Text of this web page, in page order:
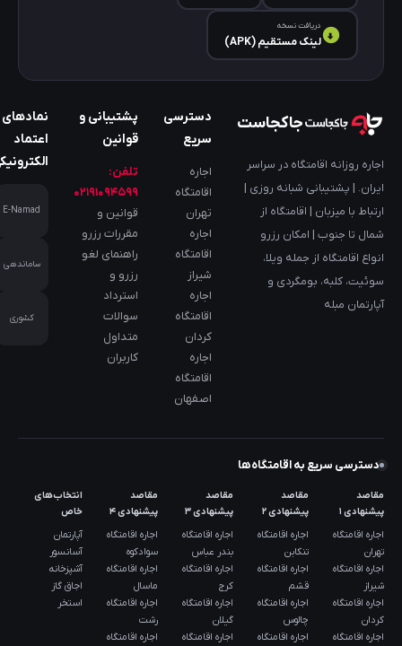
دریافت نسخه
لینک مستقیم (APK)
جاکجاست
اجاره روزانه اقامتگاه در سراسر
ایران. | پشتیبانی شبانه روزی |
ارتباط با میزبان | اقامتگاه از
شمال تا جنوب | امکان رزرو
انواع اقامتگاه از جمله ویلا،
سوئیت، کلبه، بومگردی و
آپارتمان مبله
دسترسی
سریع
اجاره
اقامتگاه
تهران
اجاره
اقامتگاه
شیراز
اجاره
اقامتگاه
کردان
اجاره
اقامتگاه
اصفهان
پشتیبانی و
قوانین
تلفن:
۰۲۱۹۱۰۹۴۵۹۹
قوانین و
مقررات رزرو
راهنمای لغو
رزرو و
استرداد
سوالات
متداول
کاربران
نمادهای
اعتماد
E-Namad
ساماندهی
کشوری
دسترسی سریع به اقامتگاه‌ها
مقاصد
پیشنهادی ۱
اجاره اقامتگاه
تهران
اجاره اقامتگاه
شیراز
اجاره اقامتگاه
کردان
اجاره اقامتگاه
مقاصد
پیشنهادی ۲
اجاره اقامتگاه
تنکابن
اجاره اقامتگاه
قشم
اجاره اقامتگاه
چالوس
اجاره اقامتگاه
مقاصد
پیشنهادی ۳
اجاره اقامتگاه
بندر عباس
اجاره اقامتگاه
کرج
اجاره اقامتگاه
گیلان
اجاره اقامتگاه
مقاصد
پیشنهادی ۴
اجاره اقامتگاه
سوادکوه
اجاره اقامتگاه
ماسال
اجاره اقامتگاه
رشت
اجاره اقامتگاه
انتخاب‌های
خاص
آپارتمان
آسانسور
آشپزخانه
اجاق گاز
استخر